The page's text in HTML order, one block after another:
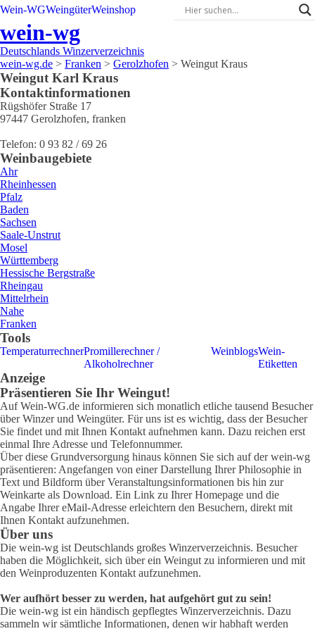
Wein-WGWeingüterWeinshop
wein-wg
Deutschlands Winzerverzeichnis
wein-wg.de > Franken > Gerolzhofen > Weingut Kraus
Weingut Karl Kraus
Kontaktinformationen
Rügshöfer Straße 17
97447 Gerolzhofen, franken
Telefon: 0 93 82 / 69 26
Weinbaugebiete
Ahr
Rheinhessen
Pfalz
Baden
Sachsen
Saale-Unstrut
Mosel
Württemberg
Hessische Bergstraße
Rheingau
Mittelrhein
Nahe
Franken
Tools
TemperaturrechnerPromillerechner /
Alkoholrechner
WeinblogsWein-
Etiketten
Anzeige
Präsentieren Sie Ihr Weingut!
Auf Wein-WG.de informieren sich monatlich etliche tausend Besucher
über Winzer und Weingüter. Für uns ist es wichtig, dass der Besucher
Sie findet und mit Ihnen Kontakt aufnehmen kann. Dazu reichen erst
einmal Ihre Adresse und Telefonnummer.
Über diese Grundversorgung hinaus können Sie sich auf der wein-wg
präsentieren: Angefangen von einer Darstellung Ihrer Philosophie in
Text und Bildform über Veranstaltungsinformationen bis hin zur
Weinkarte als Download. Ein Link zu Ihrer Homepage und die
Angabe Ihrer eMail-Adresse erleichtern den Besuchern, direkt mit
Ihnen Kontakt aufzunehmen.
Über uns
Die wein-wg ist Deutschlands großes Winzerverzeichnis. Besucher
haben die Möglichkeit, sich über ein Weingut zu informieren und mit
den Weinproduzenten Kontakt aufzunehmen.
Wer aufhört besser zu werden, hat aufgehört gut zu sein!
Die wein-wg ist ein händisch gepflegtes Winzerverzeichnis. Dazu
sammeln wir sämtliche Informationen, denen wir habhaft werden